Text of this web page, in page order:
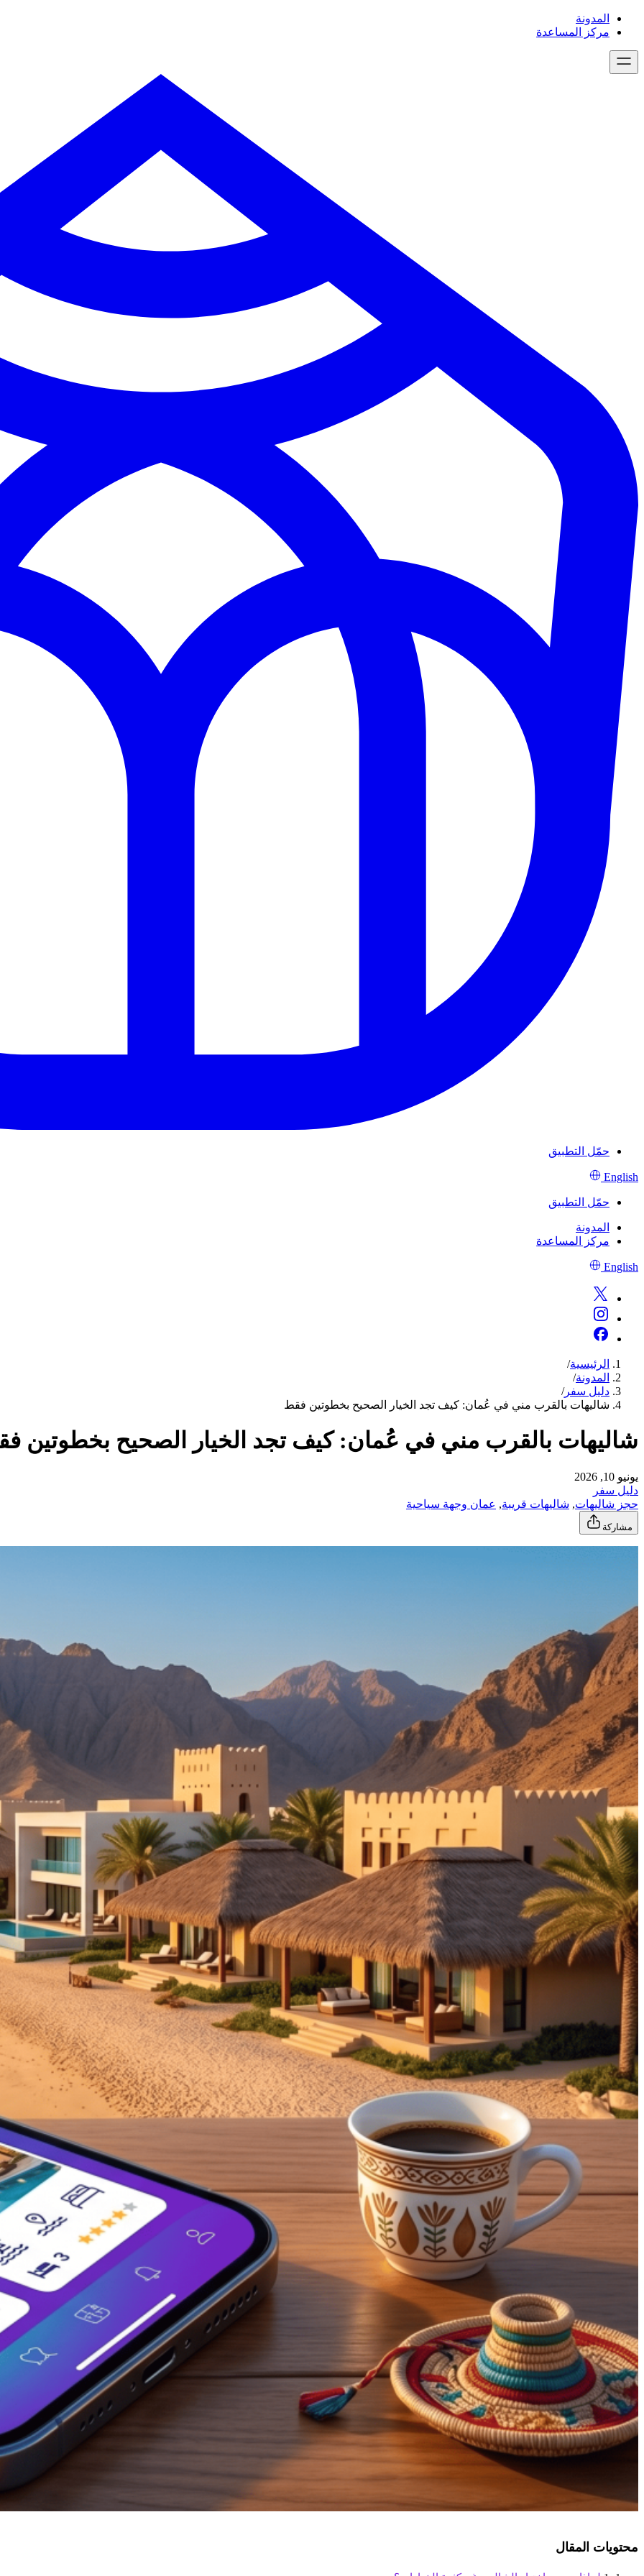
تخطى
المدونة
مركز المساعدة
حمّل التطبيق
English
حمّل التطبيق
المدونة
مركز المساعدة
English
الرئيسية/
المدونة/
دليل سفر/
شاليهات بالقرب مني في عُمان: كيف تجد الخيار الصحيح بخطوتين فقط
شاليهات بالقرب مني في عُمان: كيف تجد الخيار الصحيح بخطوتين
يونيو 10, 2026
دليل سفر
حجز شاليهات, شاليهات قريبة, عمان وجهة سياحية
مشاركة
محتويات المقال